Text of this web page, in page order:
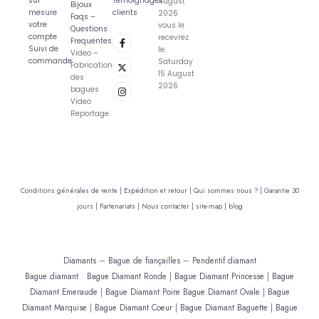
mesure
votre
compte
Suivi de
commande
Bijoux
Faqs –
Questions
Frequentes
Video –
Fabrication
des
bagues
Video
Reportage
clients
2026
vous le
recevrez
le:
Saturday
15 August
2026
Conditions générales de vente | Expédition et retour | Qui sommes nous ? | Garantie 30
jours |
Partenariats | Nous contacter | site-map | blog
Diamants– Bague de fiançailles– Pendentif diamant
Bague diamant : Bague Diamant Ronde | Bague Diamant Princesse | Bague
Diamant Emeraude | Bague Diamant Poire Bague Diamant Ovale | Bague
Diamant Marquise | Bague Diamant Coeur| Bague Diamant Baguette | Bague